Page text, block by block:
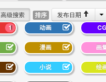
高级搜索 排序 发布日期
1 动画 CG
漫画 画
小说 绘